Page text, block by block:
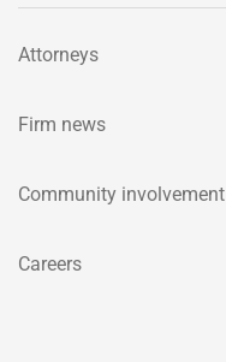
Attorneys
Firm news
Community involvement
Careers